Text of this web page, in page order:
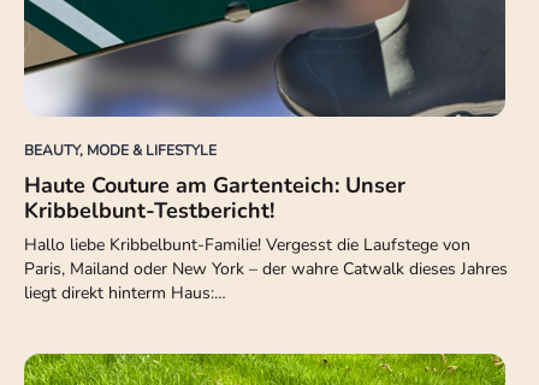
BEAUTY, MODE & LIFESTYLE
Haute Couture am Gartenteich: Unser
Kribbelbunt-Testbericht!
Hallo liebe Kribbelbunt-Familie! Vergesst die Laufstege von
Paris, Mailand oder New York – der wahre Catwalk dieses Jahres
liegt direkt hinterm Haus:…